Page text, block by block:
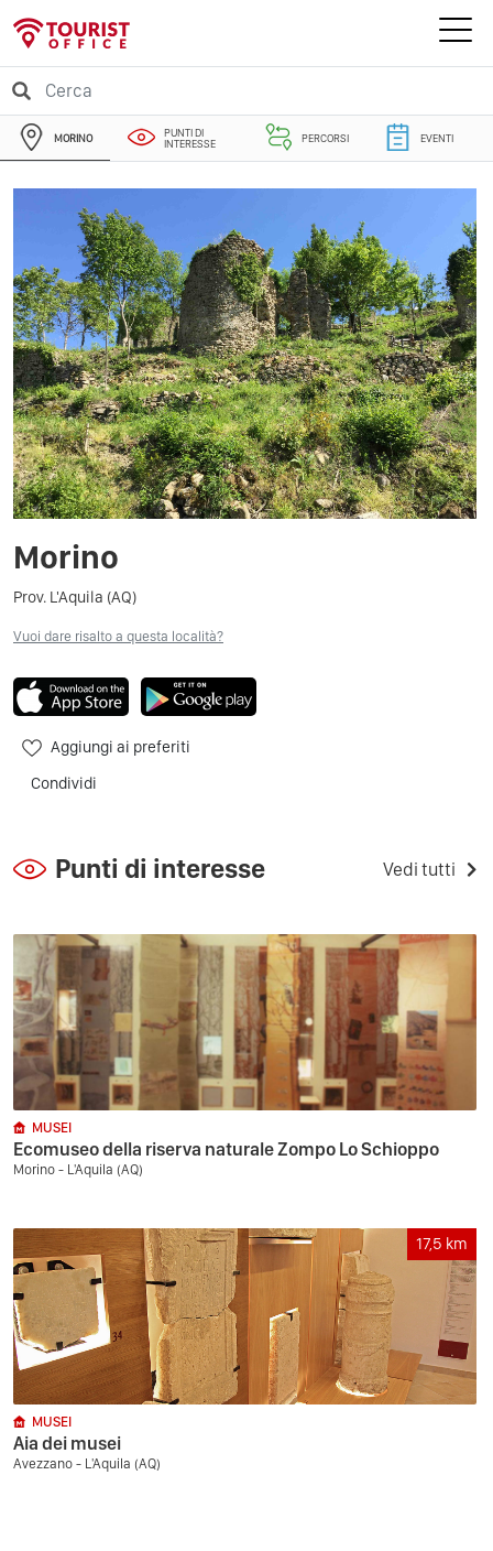
MORINO
PUNTI DI
INTERESSE
PERCORSI EVENTI
Morino
Prov. L'Aquila (AQ)
Vuoi dare risalto a questa località?
Aggiungi ai preferiti
Condividi
Punti di interesse Vedi tutti
MUSEI
Ecomuseo della riserva naturale Zompo Lo Schioppo
Morino - L'Aquila (AQ)
17,5 km
MUSEI
Aia dei musei
Avezzano - L'Aquila (AQ)